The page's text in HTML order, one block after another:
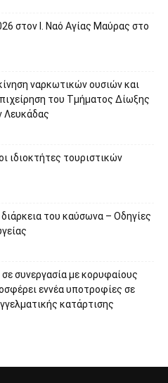
στον Ι. Ναό Αγίας Μαύρας στο
ναρκωτικών ουσιών και
του Τμήματος Δίωξης
Λευκάδας
ιδιοκτήτες τουριστικών
του καύσωνα – Οδηγίες
συνεργασία με κορυφαίους
εννέα υποτροφίες σε
κατάρτισης